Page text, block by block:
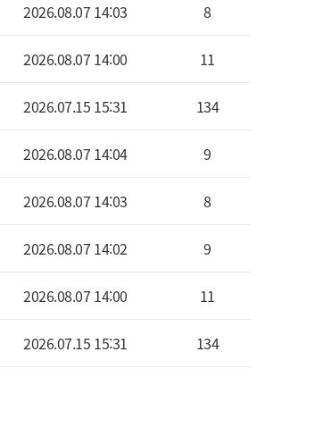
2026.08.07 14:03 8
2026.08.07 14:00 11
2026.07.15 15:31 134
2026.08.07 14:04 9
2026.08.07 14:03 8
2026.08.07 14:02 9
2026.08.07 14:00 11
2026.07.15 15:31 134